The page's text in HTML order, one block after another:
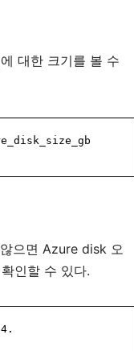
대한 크기를 볼 수
않으면 Azure disk 오
확인할 수 있다.